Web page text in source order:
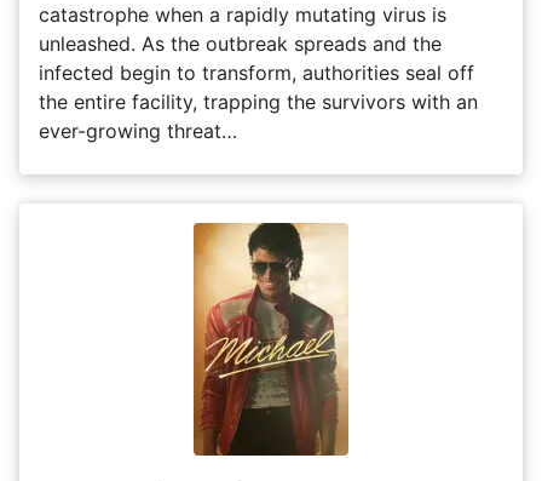
catastrophe when a rapidly mutating virus is
unleashed. As the outbreak spreads and the
infected begin to transform, authorities seal off
the entire facility, trapping the survivors with an
ever-growing threat…